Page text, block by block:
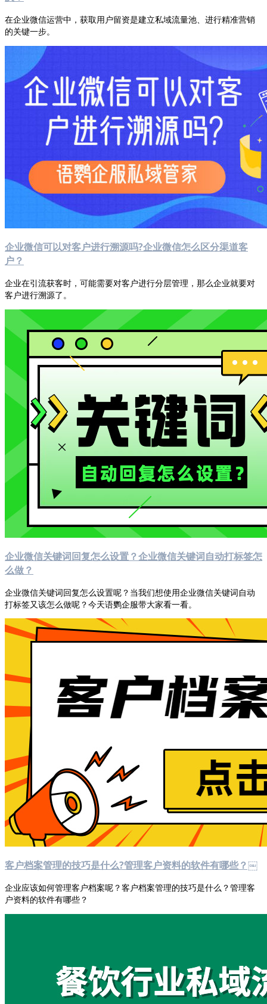
在企业微信运营中，获取用户留资是建立私域流量池、进行精准营销
的关键一步。
企业微信可以对客户进行溯源吗?企业微信怎么区分渠道客
户？
企业在引流获客时，可能需要对客户进行分层管理，那么企业就要对
客户进行溯源了。
企业微信关键词回复怎么设置？企业微信关键词自动打标签怎
么做？
企业微信关键词回复怎么设置呢？当我们想使用企业微信关键词自动
打标签又该怎么做呢？今天语鹦企服带大家看一看。
客户档案管理的技巧是什么?管理客户资料的软件有哪些？￼
企业应该如何管理客户档案呢？客户档案管理的技巧是什么？管理客
户资料的软件有哪些？